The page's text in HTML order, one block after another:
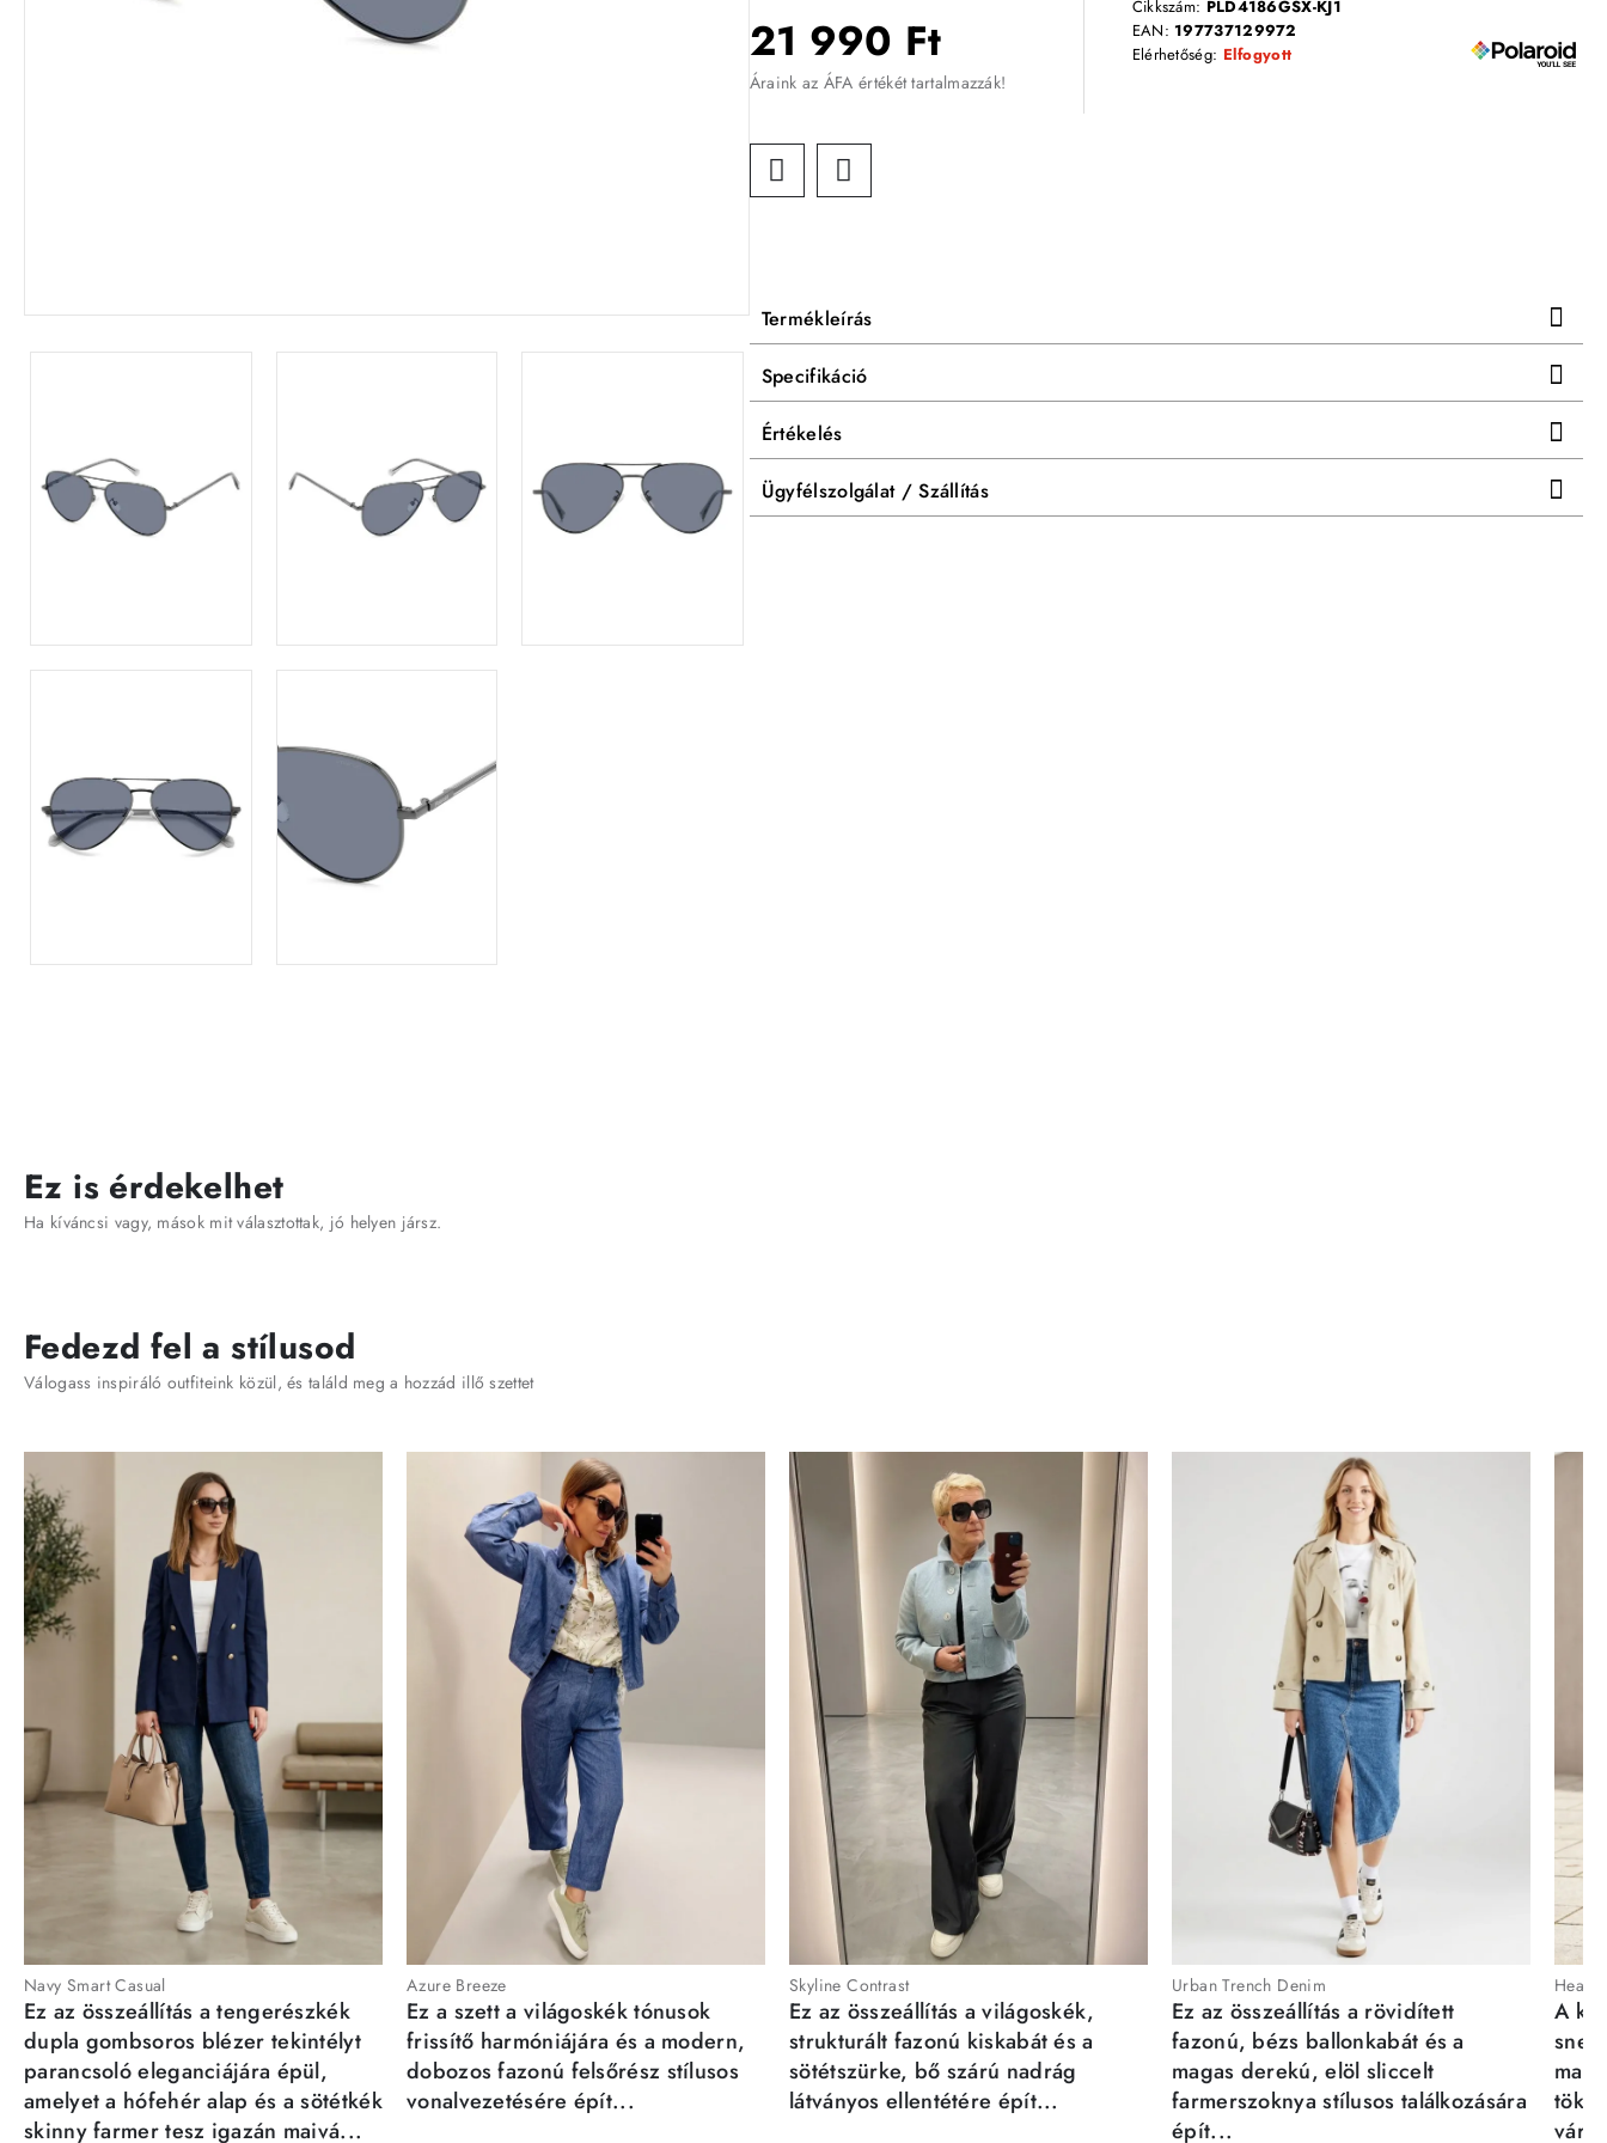
21 990 Ft
Áraink az ÁFA értékét tartalmazzák!
Cikkszám: PLD4186GSX-KJ1
EAN:197737129972
Elérhetőség: Elfogyott
Termékleírás
Specifikáció
Értékelés
Ügyfélszolgálat / Szállítás
Ez is érdekelhet
Ha kíváncsi vagy, mások mit választottak, jó helyen jársz.
Fedezd fel a stílusod
Válogass inspiráló outfiteink közül, és találd meg a hozzád illő szettet
Navy Smart Casual
Ez az összeállítás a tengerészkék
dupla gombsoros blézer tekintélyt
parancsoló eleganciájára épül,
amelyet a hófehér alap és a sötétkék
skinny farmer tesz igazán maivá...
Azure Breeze
Ez a szett a világoskék tónusok
frissítő harmóniájára és a modern,
dobozos fazonú felsőrész stílusos
vonalvezetésére épít...
Skyline Contrast
Ez az összeállítás a világoskék,
strukturált fazonú kiskabát és a
sötétszürke, bő szárú nadrág
látványos ellentétére épít...
Urban Trench Denim
Ez az összeállítás a rövidített
fazonú, bézs ballonkabát és a
magas derekú, elöl sliccelt
farmerszoknya stílusos találkozására
épít...
A